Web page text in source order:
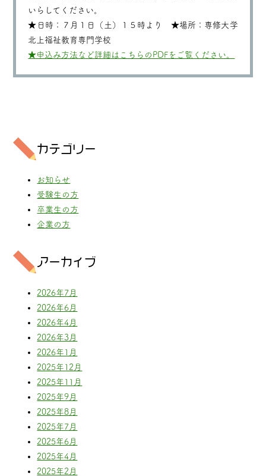
いらしてください。
★日時：７月１日（土）１５時より ★場所：専修大学
北上福祉教育専門学校
★申込み方法など詳細はこちらのPDFをご覧ください。
カテゴリー
お知らせ
受験生の方
卒業生の方
企業の方
アーカイブ
2026年7月
2026年6月
2026年4月
2026年3月
2026年1月
2025年12月
2025年11月
2025年9月
2025年8月
2025年7月
2025年6月
2025年4月
2025年2月